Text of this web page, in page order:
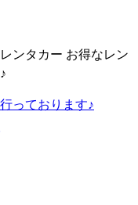
ンタカー お得なレン
っております♪